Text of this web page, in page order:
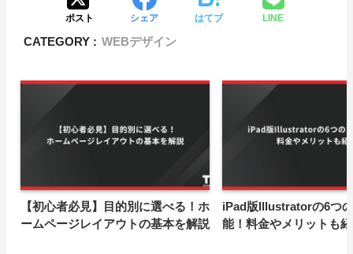
ポスト シェア はてブ LINE
CATEGORY : WEBデザイン
【初心者必見】目的別に選べる！ホ
ームページレイアウトの基本を解説
iPad版Illustratorの6つ
能！料金やメリットも